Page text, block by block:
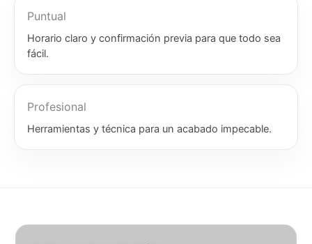
Puntual
Horario claro y confirmación previa para que todo sea
fácil.
Profesional
Herramientas y técnica para un acabado impecable.